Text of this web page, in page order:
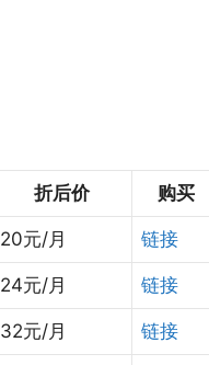
折后价 购买
20元/月 链接
24元/月 链接
32元/月 链接